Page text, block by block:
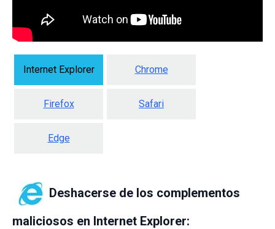
Internet Explorer Chrome
Firefox Safari
Edge
Deshacerse de los complementos
maliciosos en Internet Explorer: